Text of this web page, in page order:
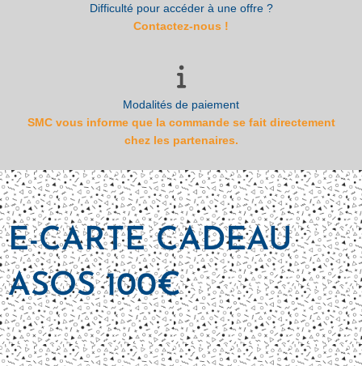
Difficulté pour accéder à une offre ?
Contactez-nous !
Modalités de paiement
SMC vous informe que la commande se fait directement
chez les partenaires.
E-CARTE CADEAU
ASOS 100€